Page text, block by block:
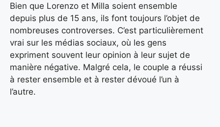
Bien que Lorenzo et Milla soient ensemble
depuis plus de 15 ans, ils font toujours l’objet de
nombreuses controverses. C’est particulièrement
vrai sur les médias sociaux, où les gens
expriment souvent leur opinion à leur sujet de
manière négative. Malgré cela, le couple a réussi
à rester ensemble et à rester dévoué l’un à
l’autre.